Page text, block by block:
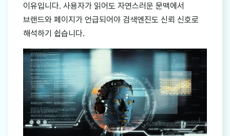
이유입니다. 사용자가 읽어도 자연스러운 문맥에서
브랜드와 페이지가 언급되어야 검색엔진도 신뢰 신호로
해석하기 쉽습니다.